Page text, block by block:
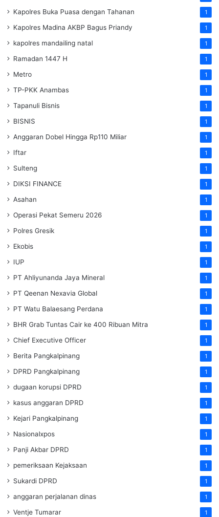
Kapolres Buka Puasa dengan Tahanan 1
Kapolres Madina AKBP Bagus Priandy 1
kapolres mandailing natal 1
Ramadan 1447 H 1
Metro 1
TP-PKK Anambas 1
Tapanuli Bisnis 1
BISNIS 1
Anggaran Dobel Hingga Rp110 Miliar 1
Iftar 1
Sulteng 1
DIKSI FINANCE 1
Asahan 1
Operasi Pekat Semeru 2026 1
Polres Gresik 1
Ekobis 1
IUP 1
PT Ahliyunanda Jaya Mineral 1
PT Qeenan Nexavia Global 1
PT Watu Balaesang Perdana 1
BHR Grab Tuntas Cair ke 400 Ribuan Mitra 1
Chief Executive Officer 1
Berita Pangkalpinang 1
DPRD Pangkalpinang 1
dugaan korupsi DPRD 1
kasus anggaran DPRD 1
Kejari Pangkalpinang 1
Nasionalxpos 1
Panji Akbar DPRD 1
pemeriksaan Kejaksaan 1
Sukardi DPRD 1
anggaran perjalanan dinas 1
Ventje Tumarar 1